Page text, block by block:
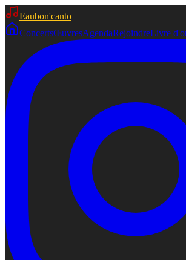
Eaubon'canto
ConcertsŒuvresAgendaRejoindreLivre